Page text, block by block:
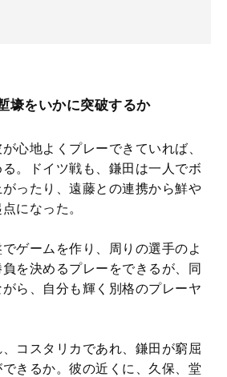
壕をいかに突破するか
心地よくプレーできていれば、
。ドイツ戦も、鎌田は一人でボ
ったり、遠藤との連携から鮮や
になった。
ゲームを作り、周りの選手のよ
を決めるプレーをできるが、同
ら、自分も輝く別格のプレーヤ
コスタリカであれ、鎌田が窮屈
きるか。彼の近くに、久保、堂